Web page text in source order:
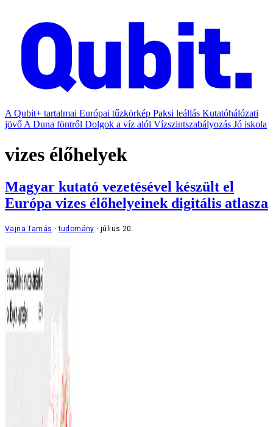
A Qubit+ tartalmai Európai tűzkörkép Paksi leállás Kutatóhálózati
jövő A Duna föntről Dolgok a víz alól Vízszintszabályozás Jó iskola
vizes élőhelyek
Magyar kutató vezetésével készült el
Európa vizes élőhelyeinek digitális atlasza
Vajna Tamás tudomány július 20.